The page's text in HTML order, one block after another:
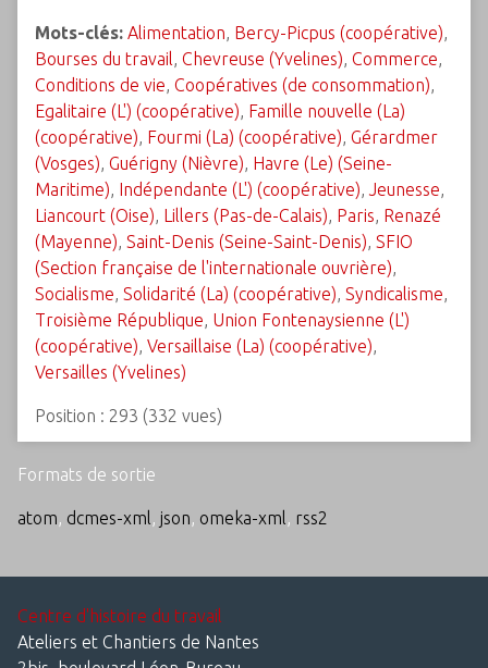
Mots-clés: Alimentation, Bercy-Picpus (coopérative),
Bourses du travail, Chevreuse (Yvelines), Commerce,
Conditions de vie, Coopératives (de consommation),
Egalitaire (L') (coopérative), Famille nouvelle (La)
(coopérative), Fourmi (La) (coopérative), Gérardmer
(Vosges), Guérigny (Nièvre), Havre (Le) (Seine-
Maritime), Indépendante (L') (coopérative), Jeunesse,
Liancourt (Oise), Lillers (Pas-de-Calais), Paris, Renazé
(Mayenne), Saint-Denis (Seine-Saint-Denis), SFIO
(Section française de l'internationale ouvrière),
Socialisme, Solidarité (La) (coopérative), Syndicalisme,
Troisième République, Union Fontenaysienne (L')
(coopérative), Versaillaise (La) (coopérative),
Versailles (Yvelines)
Position : 293 (332 vues)
Formats de sortie
atom, dcmes-xml, json, omeka-xml, rss2
Centre d'histoire du travail
Ateliers et Chantiers de Nantes